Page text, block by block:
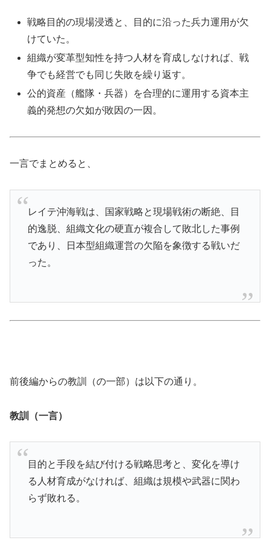
戦略目的の現場浸透と、目的に沿った兵力運用が欠
けていた。
組織が変革型知性を持つ人材を育成しなければ、戦
争でも経営でも同じ失敗を繰り返す。
公的資産（艦隊・兵器）を合理的に運用する資本主
義的発想の欠如が敗因の一因。
一言でまとめると、
レイテ沖海戦は、国家戦略と現場戦術の断絶、目
的逸脱、組織文化の硬直が複合して敗北した事例
であり、日本型組織運営の欠陥を象徴する戦いだ
った。
前後編からの教訓（の一部）は以下の通り。
教訓（一言）
目的と手段を結び付ける戦略思考と、変化を導け
る人材育成がなければ、組織は規模や武器に関わ
らず敗れる。